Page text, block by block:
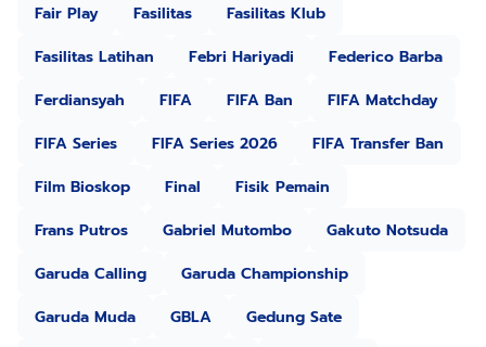
Fair Play
Fasilitas
Fasilitas Klub
Fasilitas Latihan
Febri Hariyadi
Federico Barba
Ferdiansyah
FIFA FIFA Ban
FIFA Matchday
FIFA Series
FIFA Series 2026
FIFA Transfer Ban
Film Bioskop
Final
Fisik Pemain
Frans Putros
Gabriel Mutombo
Gakuto Notsuda
Garuda Calling
Garuda Championship
Garuda Muda
GBLA
Gedung Sate